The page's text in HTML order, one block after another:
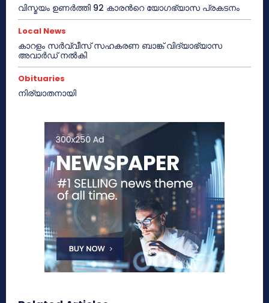
വിസ്മയം ഉണർത്തി 92 കാരൻറെ യോഗഭ്യാസ പ്രകടനം
Local News
കാറളം സർവ്വീസ് സഹകരണ ബാങ്ക് വിദ്യാഭ്യാസ
അവാർഡ് നൽകി
Obituaries
നിര്യാതനായി